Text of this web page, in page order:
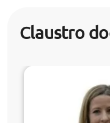
Claustro